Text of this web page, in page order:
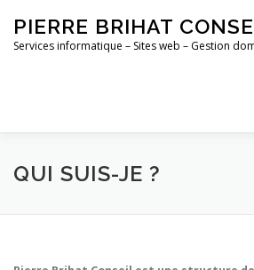
contenu
PIERRE BRIHAT
Services informatique – Sites web – Gestion
ACCUEIL MAINTENANCE
QUI SUIS-JE ?